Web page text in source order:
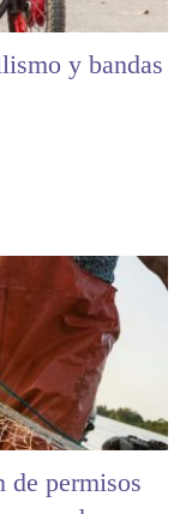
y bandas
de permisos